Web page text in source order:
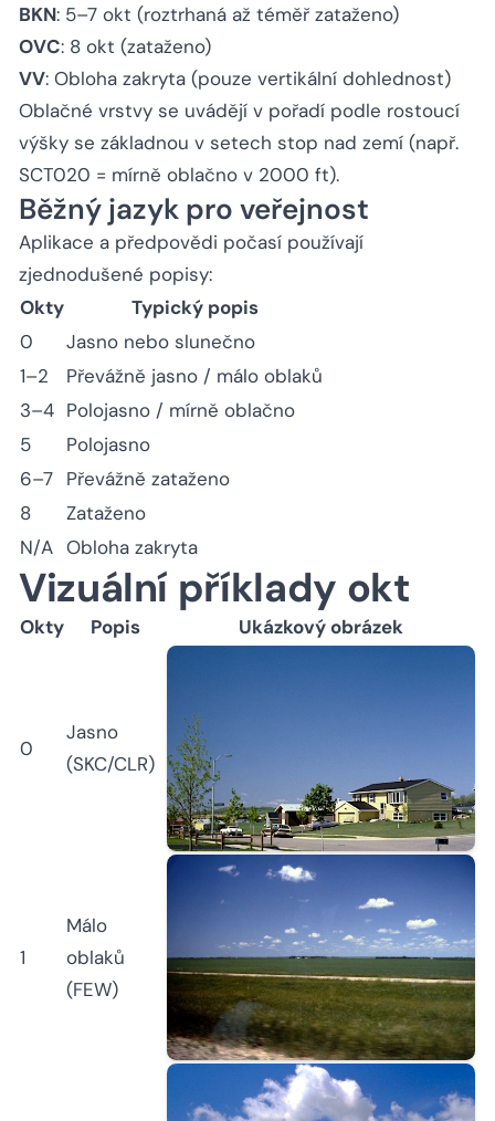
BKN: 5–7 okt (roztrhaná až téměř zataženo)
OVC: 8 okt (zataženo)
VV: Obloha zakryta (pouze vertikální dohlednost)
Oblačné vrstvy se uvádějí v pořadí podle rostoucí
výšky se základnou v setech stop nad zemí (např.
SCT020 = mírně oblačno v 2000 ft).
Běžný jazyk pro veřejnost
Aplikace a předpovědi počasí používají
zjednodušené popisy:
Okty
Typický popis
0
Jasno nebo slunečno
1–2
Převážně jasno / málo oblaků
3–4 Polojasno / mírně oblačno
5
Polojasno
6–7 Převážně zataženo
8
Zataženo
N/A Obloha zakryta
Vizuální příklady okt
Okty Popis Ukázkový obrázek
0
Jasno
(SKC/CLR)
1
Málo
oblaků
(FEW)